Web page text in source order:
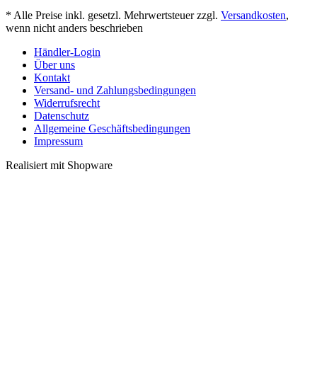
* Alle Preise inkl. gesetzl. Mehrwertsteuer zzgl. Versandkosten,
wenn nicht anders beschrieben
Händler-Login
Über uns
Kontakt
Versand- und Zahlungsbedingungen
Widerrufsrecht
Datenschutz
Allgemeine Geschäftsbedingungen
Impressum
Realisiert mit Shopware